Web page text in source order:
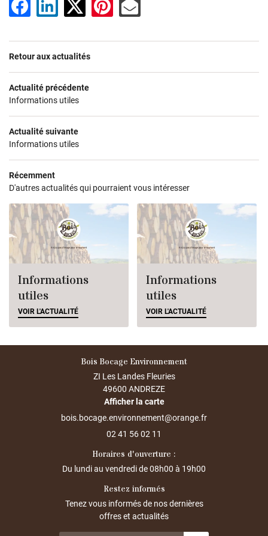
BOIS DE CHAUFFAGE
RÉALISATIONS
AVIS
Restez
Retour aux actualités
Actualité précédente
Informations utiles
Actualité suivante
Informations utiles
Récemment
D'autres actualités qui pourraient vous intéresser
Informations
utiles
VOIR L'ACTUALITÉ
Informations
utiles
VOIR L'ACTUALITÉ
Bois Bocage Environnement
ZI Les Landes Fleuries
49600 ANDREZE
Afficher la carte
02 41 56 02 11
Horaires d'ouverture :
Du lundi au vendredi de08h00 à 19h00
Restez informés
Tenez vous informés de nos dernières
offres et actualités